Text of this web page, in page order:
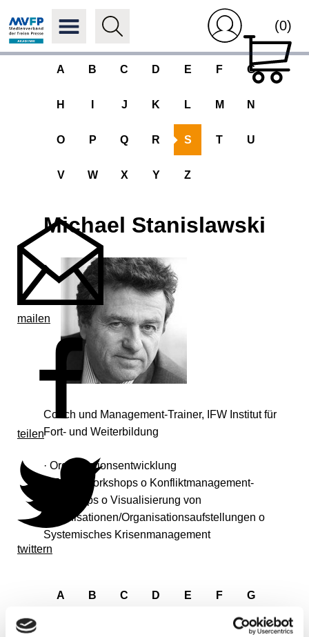
(0)
A B C D E F G
H J K L M N
O P Q R S T U
V W X Y Z
mailen
teilen
twittern
Michael Stanislawski
Coach und Management-Trainer, IFW Institut für
Fort- und Weiterbildung
· Organisationsentwicklung
o Team-Workshops o Konfliktmanagement-
Workshops o Visualisierung von
Organisationen/Organisationsaufstellungen o
Systemisches Krisenmanagement
A B C D E F G
N